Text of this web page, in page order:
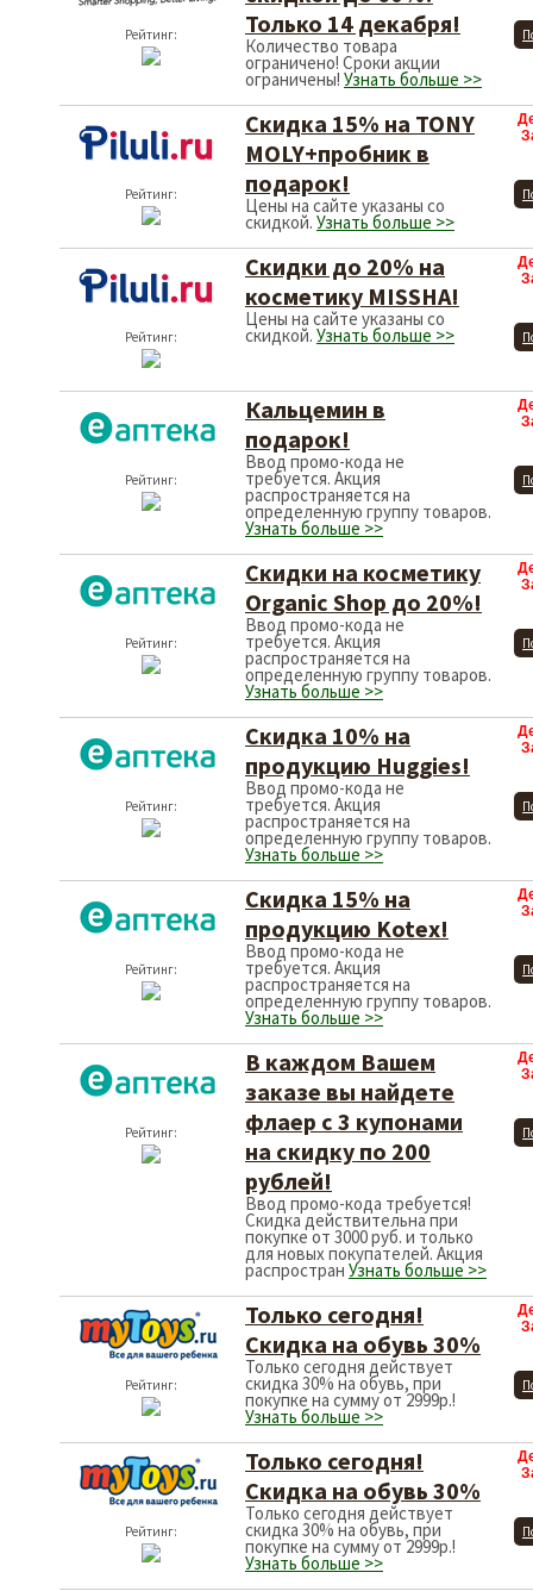
Рейтинг:
Только 14 декабря!
Количество товара
ограничено! Сроки акции
ограничены! Узнать больше >>
Рейтинг:
Скидкa 15% на TONY
MOLY+пробник в
подарок!
Цены на сайте указаны со
скидкой. Узнать больше >>
Рейтинг:
Скидки до 20% на
косметику MISSHA!
Цены на сайте указаны со
скидкой. Узнать больше >>
Рейтинг:
Кальцемин в
подарок!
Ввод промо-кода не
требуется. Акция
распространяется на
определенную группу товаров.
Узнать больше >>
Рейтинг:
Скидки на косметику
Organic Shop до 20%!
Ввод промо-кода не
требуется. Акция
распространяется на
определенную группу товаров.
Узнать больше >>
Рейтинг:
Скидка 10% на
продукцию Huggies!
Ввод промо-кода не
требуется. Акция
распространяется на
определенную группу товаров.
Узнать больше >>
Рейтинг:
Скидка 15% на
продукцию Kotex!
Ввод промо-кода не
требуется. Акция
распространяется на
определенную группу товаров.
Узнать больше >>
Рейтинг:
В каждом Вашем
заказе вы найдете
флаер с 3 купонами
на скидку по 200
рублей!
Ввод промо-кода требуется!
Скидка действительна при
покупке от 3000 руб. и только
для новых покупателей. Акция
распростран Узнать больше >>
Рейтинг:
Только сегодня!
Скидка на обувь 30%
Только сегодня действует
скидка 30% на обувь, при
покупке на сумму от 2999р.!
Узнать больше >>
Рейтинг:
Только сегодня!
Скидка на обувь 30%
Только сегодня действует
скидка 30% на обувь, при
покупке на сумму от 2999р.!
Узнать больше >>